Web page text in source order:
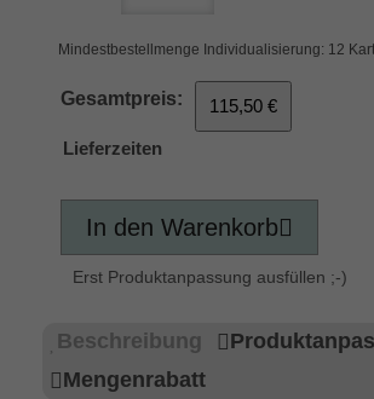
Mindestbestellmenge Individualisierung: 12
Gesamtpreis: 115,50 €
Lieferzeiten
In den Warenkorb
Erst Produktanpassung ausfüllen ;-)
Beschreibung
Mengenrabatt